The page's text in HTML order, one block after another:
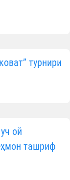
турнири
ой
ташриф